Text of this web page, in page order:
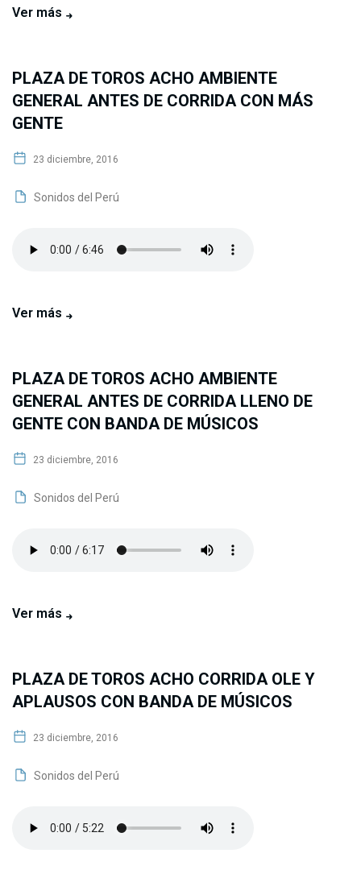
Ver más
PLAZA DE TOROS ACHO AMBIENTE
GENERAL ANTES DE CORRIDA CON MÁS
GENTE
23 diciembre, 2016
Sonidos del Perú
Ver más
PLAZA DE TOROS ACHO AMBIENTE
GENERAL ANTES DE CORRIDA LLENO DE
GENTE CON BANDA DE MÚSICOS
23 diciembre, 2016
Sonidos del Perú
Ver más
PLAZA DE TOROS ACHO CORRIDA OLE Y
APLAUSOS CON BANDA DE MÚSICOS
23 diciembre, 2016
Sonidos del Perú